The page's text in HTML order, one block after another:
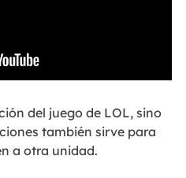
del juego de LOL, sino
también sirve para
a otra unidad.